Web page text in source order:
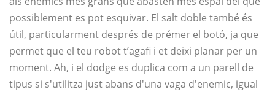
possiblement es pot esquivar. El salt doble també és
útil, particularment després de prémer el botó, ja que
permet que el teu robot t’agafi i et deixi planar per un
moment. Ah, i el dodge es duplica com a un parell de
tipus si s'utilitza just abans d'una vaga d'enemic, igual